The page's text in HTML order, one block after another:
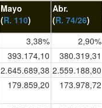
Mayo
(R. 110)
Abr.
(R. 74/26)
3,38% 2,90%
393.174,10 380.319,31
2.645.689,38 2.559.188,80
179.859,20 173.978,72